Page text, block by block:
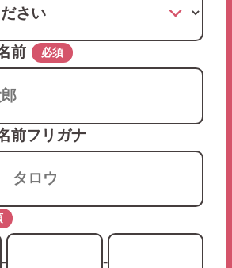
前 必須
前フリガナ
- -